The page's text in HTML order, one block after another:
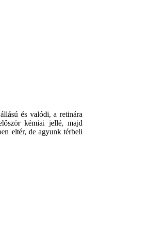
és valódi, a retinára
kémiai jellé, majd
eltér, de agyunk térbeli